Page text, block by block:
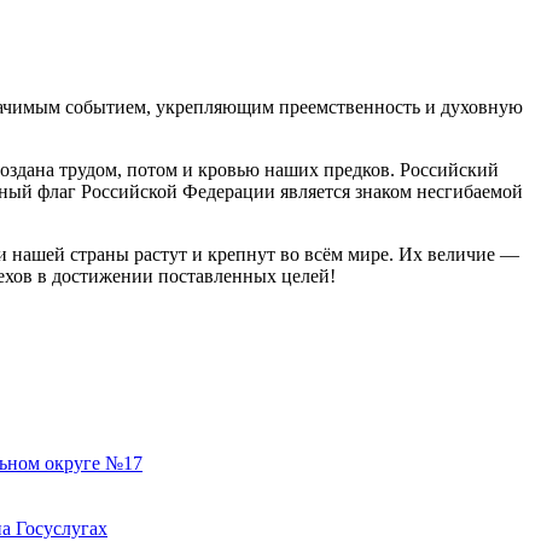
событием, укрепляющим преемственность и духовную
трудом, потом и кровью наших предков. Российский
флаг Российской Федерации является знаком несгибаемой
нашей страны растут и крепнут во всём мире. Их величие —
в достижении поставленных целей!
округе №17
Госуслугах